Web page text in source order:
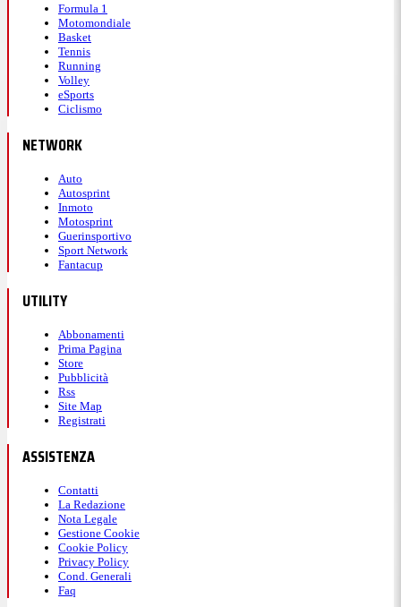
Formula 1
Motomondiale
Basket
Tennis
Running
Volley
eSports
Ciclismo
NETWORK
Auto
Autosprint
Inmoto
Motosprint
Guerinsportivo
Sport Network
Fantacup
UTILITY
Abbonamenti
Prima Pagina
Store
Pubblicità
Rss
Site Map
Registrati
ASSISTENZA
Contatti
La Redazione
Nota Legale
Gestione Cookie
Cookie Policy
Privacy Policy
Cond. Generali
Faq